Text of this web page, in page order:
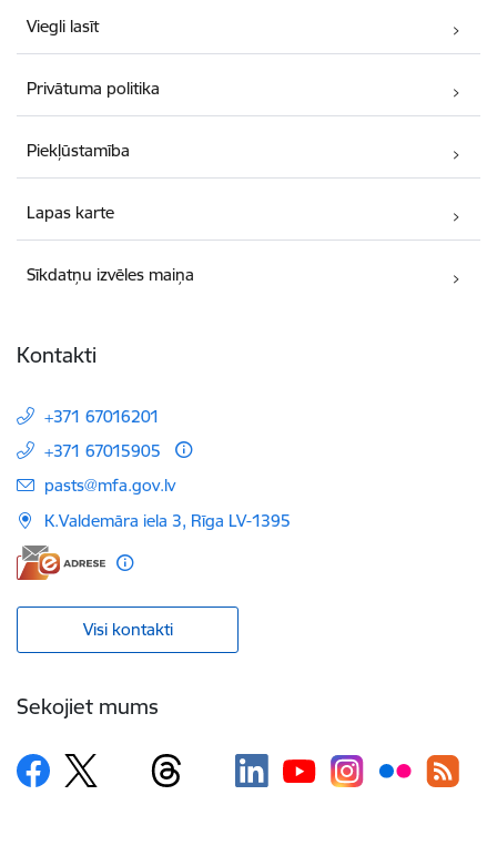
Viegli lasīt
Privātuma politika
Piekļūstamība
Lapas karte
Sīkdatņu izvēles maiņa
Kontakti
+371 67016201
+371 67015905
E-pasts:
pasts@mfa.gov.lv
K.Valdemāra iela 3, Rīga LV-1395
Visi kontakti
Sekojiet mums